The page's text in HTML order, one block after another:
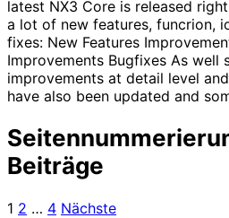
latest NX3 Core is released
a lot of new features, funcrion,
fixes: New Features
Improvements Bugfixes As well
improvements at detail level
have also been updated and
Beiträge
1 2 … 4 Nächste